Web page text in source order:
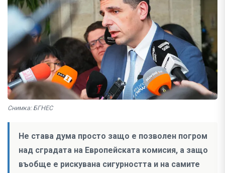
Снимка: БГНЕС
Не става дума просто защо е позволен погром
над сградата на Европейската комисия, а защо
въобще е рискувана сигурността и на самите